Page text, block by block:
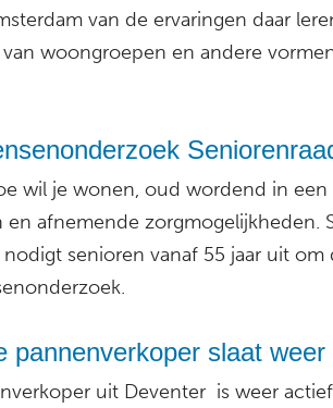
van de ervaringen daar
woongroepen en andere
wil je wonen, oud wordend in
en afnemende zorgmogelijkheden.
nodigt senioren vanaf 55 jaar uit om
pannenverkoper slaat weer
uit Deventer is weer